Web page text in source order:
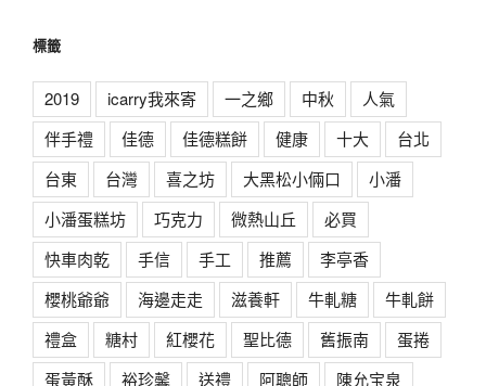
標籤
2019 icarry我來寄 一之鄉 中秋
人氣
伴手禮
佳德 佳德糕餅 健康 十大
台北
台東
台灣 喜之坊 大黑松小倆口
小潘
小潘蛋糕坊
巧克力 微熱山丘
必買
快車肉乾
手信 手工 推薦
李亭香
櫻桃爺爺
海邊走走 滋養軒 牛軋糖
牛軋餅
禮盒
糖村 紅櫻花 聖比德 舊振南
蛋捲
蛋黃酥
裕珍馨 送禮 阿聰師
陳允宝泉